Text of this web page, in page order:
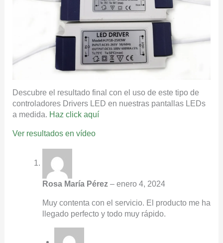
Descubre el resultado final con el uso de este tipo de
controladores Drivers LED en nuestras pantallas LEDs
a medida. Haz click aquí
Ver resultados en vídeo
Rosa María Pérez – enero 4, 2024
Muy contenta con el servicio. El producto me ha
llegado perfecto y todo muy rápido.